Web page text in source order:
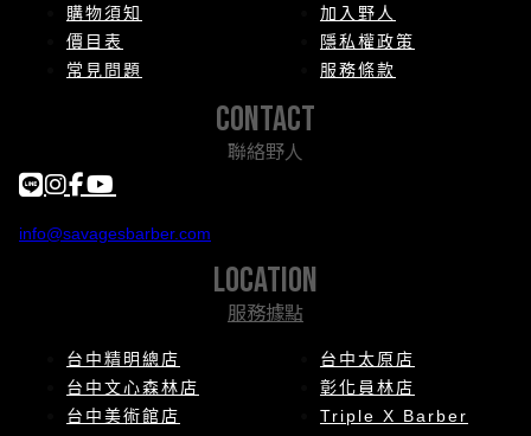
購物須知
價目表
常見問題
加入野人
隱私權政策
服務條款
contact
聯絡野人
info@savagesbarber.com
location
服務據點
台中精明總店
台中文心森林店
台中美術館店
台中太原店
彰化員林店
Triple X Barber